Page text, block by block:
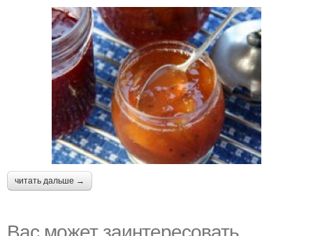
читать дальше →
Вас может заинтересовать